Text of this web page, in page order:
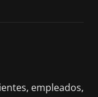
empleados,